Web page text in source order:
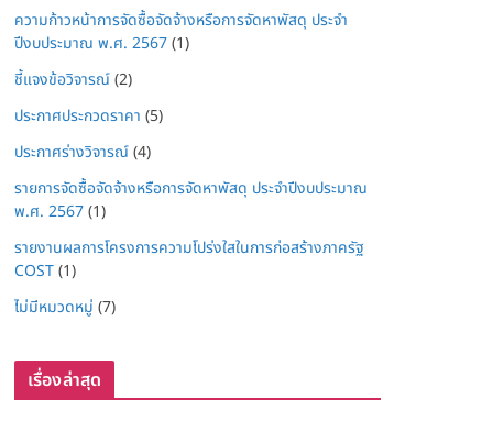
ความก้าวหน้าการจัดซื้อจัดจ้างหรือการจัดหาพัสดุ ประจำ
ปีงบประมาณ พ.ศ. 2567(1)
ชี้แจงข้อวิจารณ์(2)
ประกาศประกวดราคา (5)
ประกาศร่างวิจารณ์(4)
รายการจัดซื้อจัดจ้างหรือการจัดหาพัสดุ ประจำปีงบประมาณ
พ.ศ. 2567(1)
รายงานผลการโครงการความโปร่งใสในการก่อสร้างภาครัฐ
COST(1)
ไม่มีหมวดหมู่ (7)
เรื่องล่าสุด